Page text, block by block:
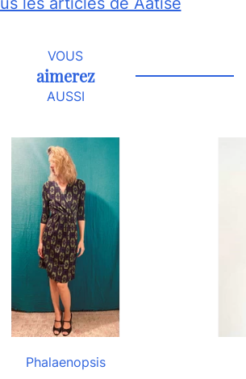
VOUS
aimerez
AUSSI
Phalaenopsis